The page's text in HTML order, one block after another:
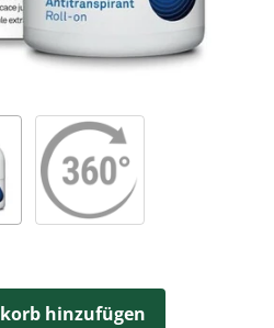
hinzufügen